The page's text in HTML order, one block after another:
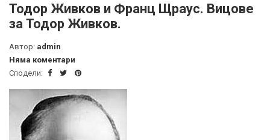
Тодор Живков и Франц Щраус. Вицове
за Тодор Живков.
Автор: admin
Няма коментари
Сподели: